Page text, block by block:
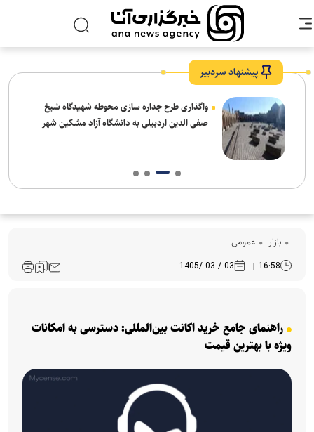
پیشنهاد سردبیر
واگذاری طرح جداره سازی محوطه شهیدگاه شیخ
صفی الدین اردبیلی به دانشگاه آزاد مشکین شهر
بازار عمومی
16:58
03 / 03 /1405
راهنمای جامع خرید اکانت بین‌المللی: دسترسی به امکانات
ویژه با بهترین قیمت